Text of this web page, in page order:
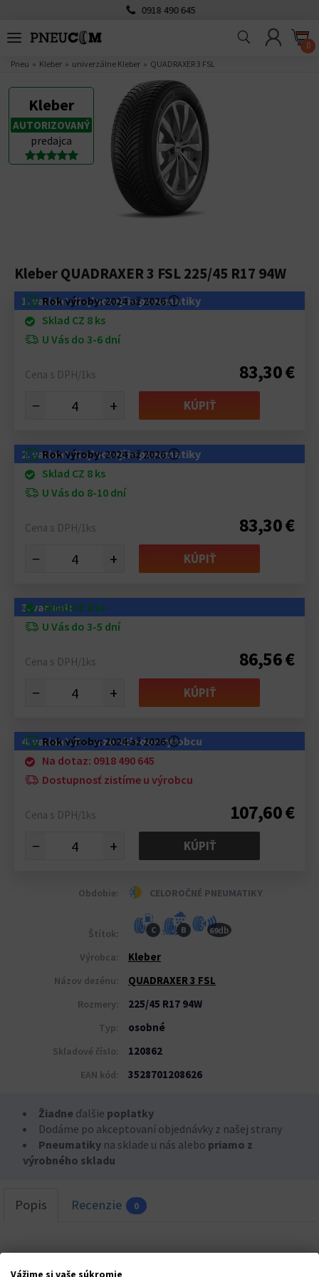
0918 490 645
0
Pneu Kleber univerzálne Kleber QUADRAXER 3 FSL
Kleber
AUTORIZOVANÝ
predajca
Kleber QUADRAXER 3 FSL 225/45 R17 94W
1. variant: Najlacnejšie pneumatiky
Rok výroby:2024 až 2026ⓘ
Sklad CZ 8 ks
U Vás do 3-6 dní
Cena s DPH/1ks 83,30 €
− + KÚPIŤ
2. variant: Najlacnejšie pneumatiky
Rok výroby:2024 až 2026ⓘ
Sklad CZ 8 ks
U Vás do 8-10 dní
Cena s DPH/1ks 83,30 €
− + KÚPIŤ
3. variant:
Sklad DE 8 ks
U Vás do 3-5 dní
Cena s DPH/1ks 86,56 €
− + KÚPIŤ
4. variant: Pneu zo skladov výrobcu
Rok výroby:2024 až 2026ⓘ
Na dotaz: 0918 490 645
Dostupnosť zistíme u výrobcu
Cena s DPH/1ks 107,60 €
− + KÚPIŤ
Obdobie: CELOROČNÉ PNEUMATIKY
Štítok: C B 69db
Výrobca: Kleber
Názov dezénu: QUADRAXER 3 FSL
Rozmery: 225/45 R17 94W
Typ: osobné
Skladové číslo: 120862
EAN kód: 3528701208626
Žiadne ďalšie poplatky
Dodáme po akceptovaní objednávky z našej strany
Pneumatiky na sklade u nás alebo priamo z
výrobného skladu
Popis Recenzie 0
Vážime si vaše súkromie